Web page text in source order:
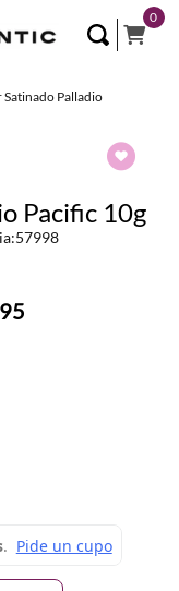
0
Satinado Palladio
Pacific 10g
:57998